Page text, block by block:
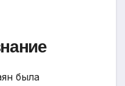
была